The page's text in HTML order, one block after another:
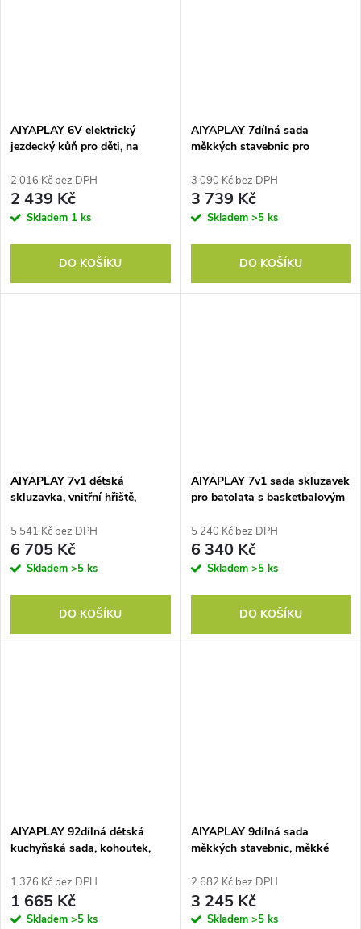
AIYAPLAY 6V elektrický
jezdecký kůň pro děti, na
pohybem vpřed, 18-36 měsíců,
hnědý
2 016 Kč bez DPH
2 439 Kč
Skladem 1 ks
DO KOŠÍKU
AIYAPLAY 7dílná sada
měkkých stavebnic pro
manšestrový potah, různé
tvary, barevné
3 090 Kč bez DPH
3 739 Kč
Skladem >5 ks
DO KOŠÍKU
AIYAPLAY 7v1 dětská
skluzavka, vnitřní hřiště,
basketbalový koš, 1-4 roky,
plast, žlutá + zelená
5 541 Kč bez DPH
6 705 Kč
Skladem >5 ks
DO KOŠÍKU
AIYAPLAY 7v1 sada skluzavek
pro batolata s basketbalovým
prolézačka, houpačka,
vnitřní/venkovní, žlutá+zelená
5 240 Kč bez DPH
6 340 Kč
Skladem >5 ks
DO KOŠÍKU
AIYAPLAY 92dílná dětská
kuchyňská sada, kohoutek,
1 376 Kč bez DPH
1 665 Kč
Skladem >5 ks
AIYAPLAY 9dílná sada
měkkých stavebnic, měkké
na hraní pro batolata, pěna,
barevné
2 682 Kč bez DPH
3 245 Kč
Skladem >5 ks